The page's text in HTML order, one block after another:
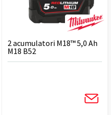
2 acumulatori M18™ 5,0 Ah
M18 B52